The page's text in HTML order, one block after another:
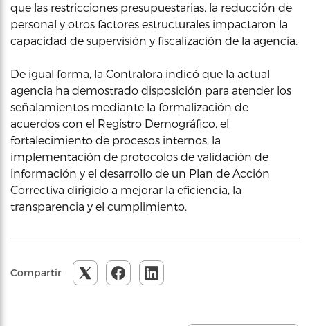
que las restricciones presupuestarias, la reducción de
personal y otros factores estructurales impactaron la
capacidad de supervisión y fiscalización de la agencia.
De igual forma, la Contralora indicó que la actual
agencia ha demostrado disposición para atender los
señalamientos mediante la formalización de
acuerdos con el Registro Demográfico, el
fortalecimiento de procesos internos, la
implementación de protocolos de validación de
información y el desarrollo de un Plan de Acción
Correctiva dirigido a mejorar la eficiencia, la
transparencia y el cumplimiento.
Compartir